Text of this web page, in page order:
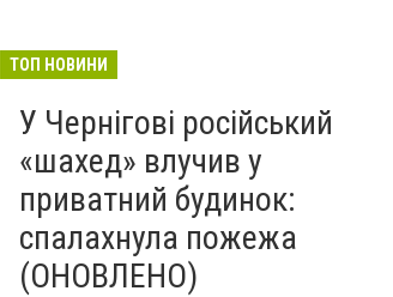
ТОП НОВИНИ
У Чернігові російський
«шахед» влучив у
приватний будинок:
спалахнула пожежа
(ОНОВЛЕНО)